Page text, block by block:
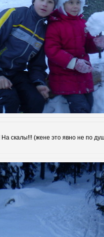
скалы!!! (жене это явно не по